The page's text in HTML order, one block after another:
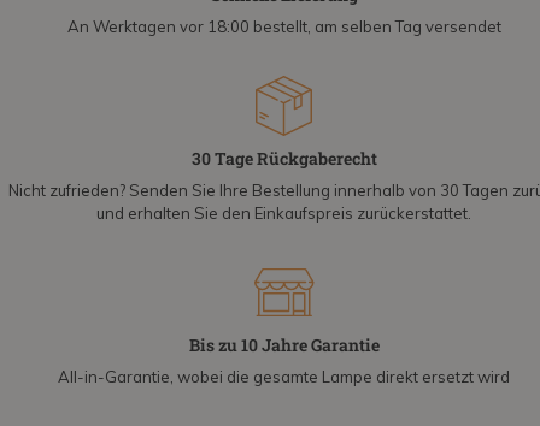
An Werktagen vor 18:00 bestellt, am selben Tag versendet
30 Tage Rückgaberecht
Nicht zufrieden? Senden Sie Ihre Bestellung innerhalb von 30 Tagen
und erhalten Sie den Einkaufspreis zurückerstattet.
Bis zu 10 Jahre Garantie
All-in-Garantie, wobei die gesamte Lampe direkt ersetzt wird